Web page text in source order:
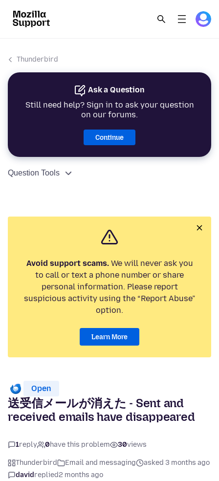
Thunderbird
Ask a Question
Still need help? Sign in to ask your question
on our forums.
Continue
Question Tools
Avoid support scams.We will never ask you
to call or text a phone number or share
personal information. Please report
suspicious activity using the “Report Abuse”
option.
Learn More
Open
送受信メールが消えた - Sent and
received emails have disappeared
1reply 0have this problem 30views
Thunderbird Email and messaging
asked 3 months ago
davidreplied2 months ago